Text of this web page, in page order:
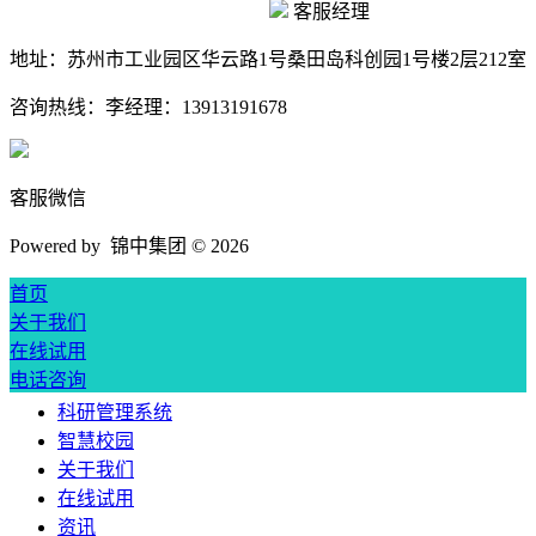
客服经理
地址： 苏州市工业园区华云路1号桑田岛科创园1号楼2层212室
咨询热线： 李经理：13913191678
客服微信
Powered by 锦中集团 © 2026
首页
关于我们
在线试用
电话咨询
科研管理系统
智慧校园
关于我们
在线试用
资讯